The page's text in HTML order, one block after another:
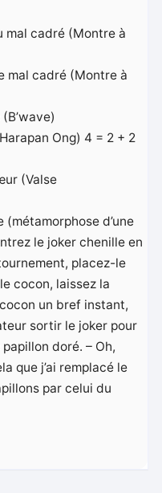
mal cadré (Montre à
mal cadré (Montre à
Ong) 4 = 2 + 2
(Valse
d’une
le joker chenille en
placez-le
cocon, laissez la
un bref instant,
sortir le joker pour
doré. – Oh,
que j’ai remplacé le
par celui du